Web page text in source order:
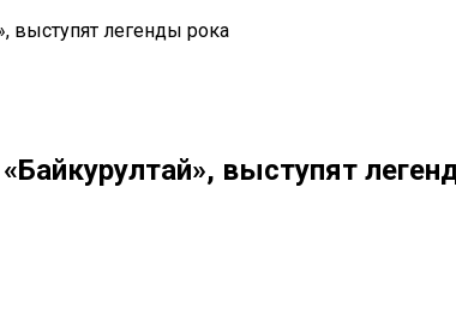
выступят легенды рока
выступят